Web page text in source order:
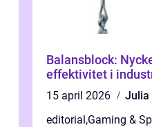
Balansblock:
effektivitet i
15 april 2026
Julia
editorial,Gaming &